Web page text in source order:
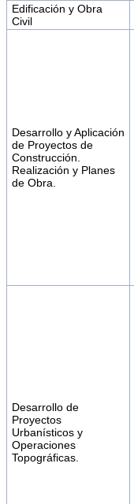
Edificación y Obra
Civil
Desarrollo y Aplicación
de Proyectos de
Construcción.
Realización y Planes
de Obra.
Desarrollo de
Proyectos
Urbanísticos y
Operaciones
Topográficas.